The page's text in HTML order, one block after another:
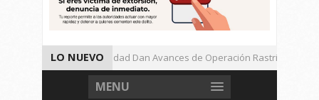
LO NUEVO
Autoridades de Seguridad Dan Avances de Operación Rastrillo.
Gran Festival de Música Electrónica en Festival Cultural de Guadalupe.
MENU